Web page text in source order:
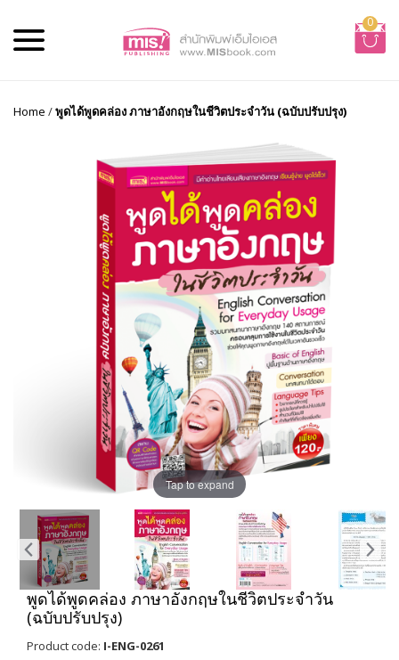
0
Home /พูดได้พูดคล่อง ภาษาอังกฤษในชีวิตประจำวัน (ฉบับปรับปรุง)
Tap to expand
พูดได้พูดคล่อง ภาษาอังกฤษในชีวิตประจำวัน
(ฉบับปรับปรุง)
Product code: I-ENG-0261